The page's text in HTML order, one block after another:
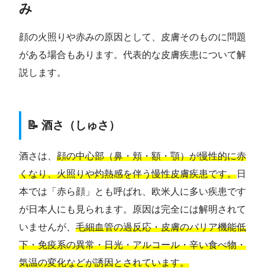
み
顔の火照りや赤みの原因として、皮膚そのものに問題
がある場合もあります。代表的な皮膚疾患について解
説します。
📝 酒さ（しゅさ）
酒さは、 顔の中心部（鼻・頬・額・顎）が慢性的に赤
くなり、火照りや灼熱感を伴う慢性皮膚疾患です。日
本では「赤ら顔」とも呼ばれ、欧米人に多い疾患です
が日本人にも見られます。原因は完全には解明されて
いませんが、 毛細血管の過反応・皮膚のバリア機能低
下・免疫系の異常・日光・アルコール・辛い食べ物・
気温の変化などが誘因とされています。